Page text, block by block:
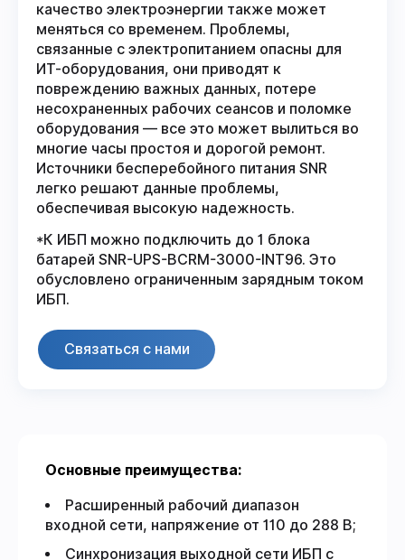
качество электроэнергии также может
меняться со временем. Проблемы,
связанные с электропитанием опасны для
ИТ-оборудования, они приводят к
повреждению важных данных, потере
несохраненных рабочих сеансов и поломке
оборудования — все это может вылиться во
многие часы простоя и дорогой ремонт.
Источники бесперебойного питания SNR
легко решают данные проблемы,
обеспечивая высокую надежность.
*К ИБП можно подключить до 1 блока
батарей SNR-UPS-BCRM-3000-INT96. Это
обусловлено ограниченным зарядным током
ИБП.
Связаться с нами
Основные преимущества:
Расширенный рабочий диапазон
входной сети, напряжение от 110 до 288 В;
Синхронизация выходной сети ИБП с